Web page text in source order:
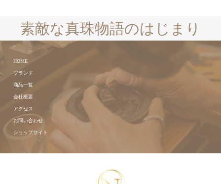
素敵な真珠物語のはじまり
HOME
ブランド
商品一覧
会社概要
アクセス
お問い合わせ
ショップサイト